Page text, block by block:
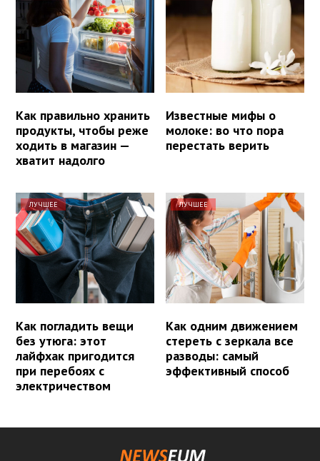
Как правильно хранить
продукты, чтобы реже
ходить в магазин —
хватит надолго
Известные мифы о
молоке: во что пора
перестать верить
ЛУЧШЕЕ
Как погладить вещи
без утюга: этот
лайфхак пригодится
при перебоях с
электричеством
ЛУЧШЕЕ
Как одним движением
стереть с зеркала все
разводы: самый
эффективный способ